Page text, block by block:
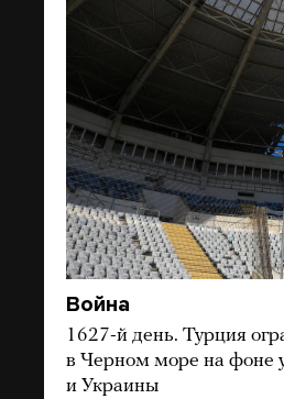
Война
1627-й день. Турция
в Черном море на фоне
и Украины